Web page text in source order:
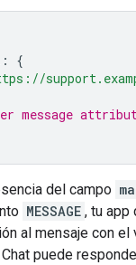
:
{
message
del campo
MESSAGE , tu app
al mensaje con
puede